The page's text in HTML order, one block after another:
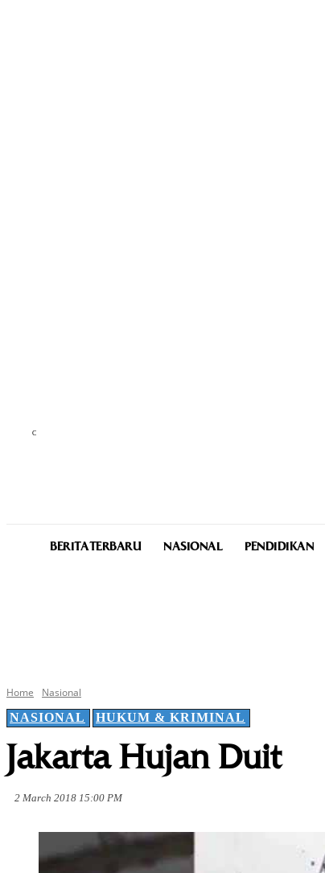
C
BERITA TERBARU NASIONAL PENDIDIKAN
Home
Nasional
NASIONAL
HUKUM & KRIMINAL
Jakarta Hujan Duit
2 March 2018 15:00 PM